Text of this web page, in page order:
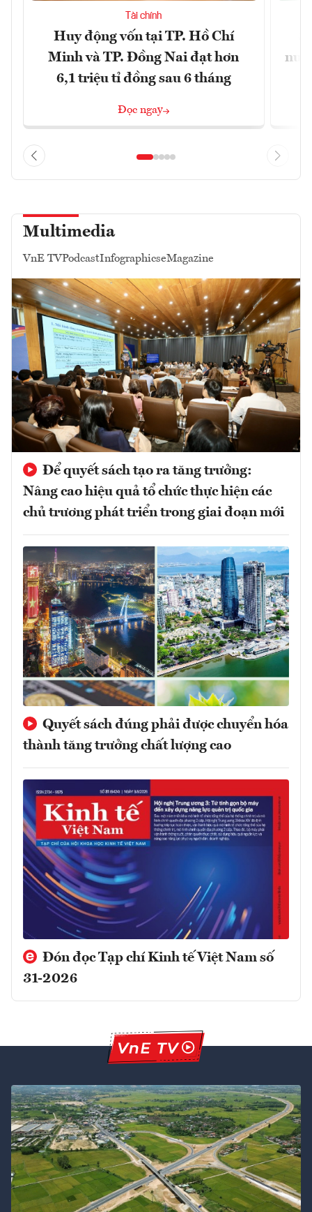
Tài chính
Huy động vốn tại TP. Hồ Chí
Minh và TP. Đồng Nai đạt hơn
6,1 triệu tỉ đồng sau 6 tháng
Đọc ngay
Multimedia
VnE TVPodcastInfographicseMagazine
Để quyết sách tạo ra tăng trưởng:
Nâng cao hiệu quả tổ chức thực hiện các
chủ trương phát triển trong giai đoạn mới
Quyết sách đúng phải được chuyển hóa
thành tăng trưởng chất lượng cao
Đón đọc Tạp chí Kinh tế Việt Nam số
31-2026